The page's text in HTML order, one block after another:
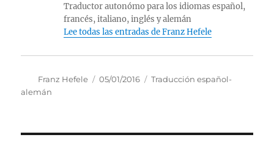
Traductor autonómo para los idiomas español,
francés, italiano, inglés y alemán
Lee todas las entradas de Franz Hefele
Autor
Franz Hefele
Publicado
05/01/2016 Categorías
Traducción español-
alemán